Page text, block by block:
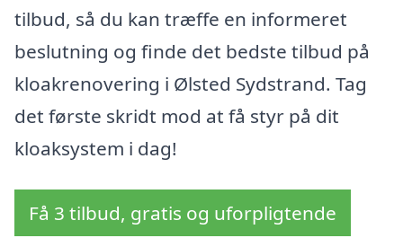
tilbud, så du kan træffe en informeret
beslutning og finde det bedste tilbud på
kloakrenovering i Ølsted Sydstrand. Tag
det første skridt mod at få styr på dit
kloaksystem i dag!
Få 3 tilbud, gratis og uforpligtende